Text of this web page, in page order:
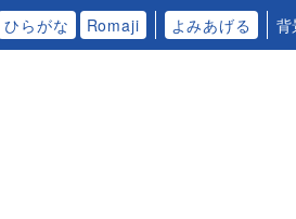
ひらがな Romaji よみあげる 背